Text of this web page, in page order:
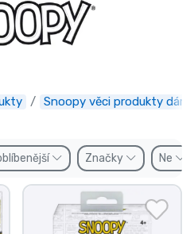
Snoopy věci produkty
Značky Ne